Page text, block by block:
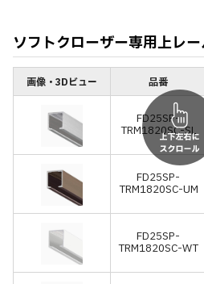
ソフトクローザー専用上レー
画像・3Dビュー 品番
FD25SP-
TRM1820SC-SL
FD25SP-
TRM1820SC-UM
FD25SP-
TRM1820SC-WT